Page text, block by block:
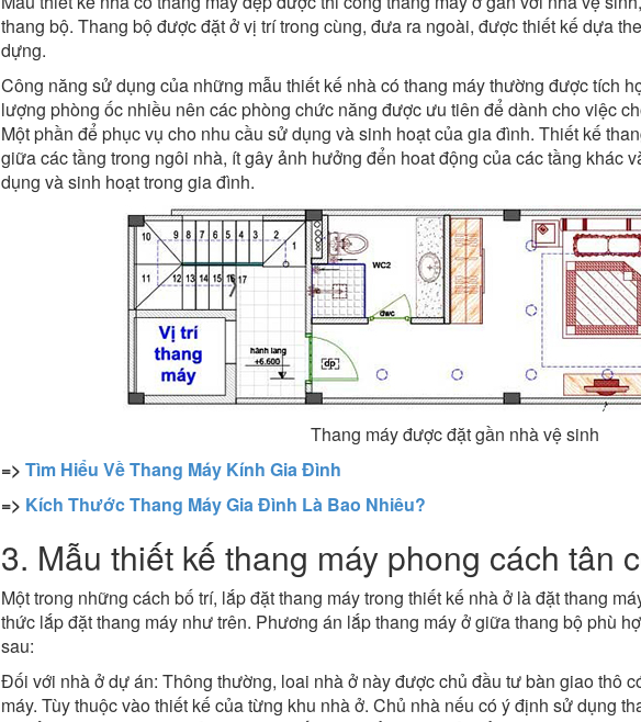
thang bộ. Thang bộ được đặt ở vị trí trong cùng, đưa ra ngoài, được thiết kế dựa
dựng.
Công năng sử dụng của những mẫu thiết kế nhà có thang máy thường được tích
lượng phòng ốc nhiều nên các phòng chức năng được ưu tiên để dành cho việc
Một phần để phục vụ cho nhu cầu sử dụng và sinh hoạt của gia đình. Thiết kế
giữa các tầng trong ngôi nhà, ít gây ảnh hưởng đển hoat động của các tầng khác
dụng và sinh hoạt trong gia đình.
Thang máy được đặt gần nhà vệ sinh
=> Tìm Hiểu Về Thang Máy Kính Gia Đình
=> Kích Thước Thang Máy Gia Đình Là Bao Nhiêu?
3. Mẫu thiết kế thang máy phong cách tân
Một trong những cách bố trí, lắp đặt thang máy trong thiết kế nhà ở là đặt thang
thức lắp đặt thang máy như trên. Phương án lắp thang máy ở giữa thang bộ phù
sau:
Đối với nhà ở dự án: Thông thường, loai nhà ở này được chủ đầu tư bàn giao thô
máy. Tùy thuộc vào thiết kế của từng khu nhà ở. Chủ nhà nếu có ý định sử dụng